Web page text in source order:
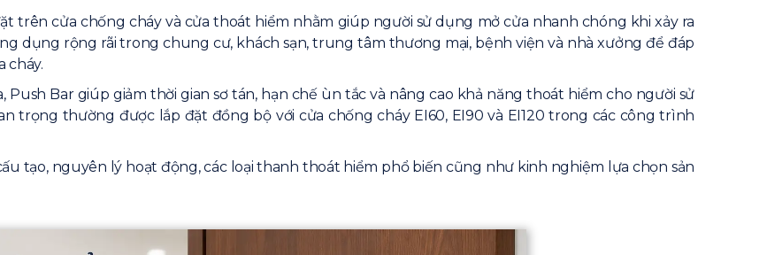
trên cửa chống cháy và cửa thoát hiểm nhằm giúp người sử dụng mở cửa nhanh chóng khi xảy ra
dụng rộng rãi trong chung cư, khách sạn, trung tâm thương mại, bệnh viện và nhà xưởng để đáp
cháy.
Push Bar giúp giảm thời gian sơ tán, hạn chế ùn tắc và nâng cao khả năng thoát hiểm cho người sử
thường được lắp đặt đồng bộ với cửa chống cháy EI60, EI90 và EI120 trong các công trình
tạo, nguyên lý hoạt động, các loại thanh thoát hiểm phổ biến cũng như kinh nghiệm lựa chọn sản